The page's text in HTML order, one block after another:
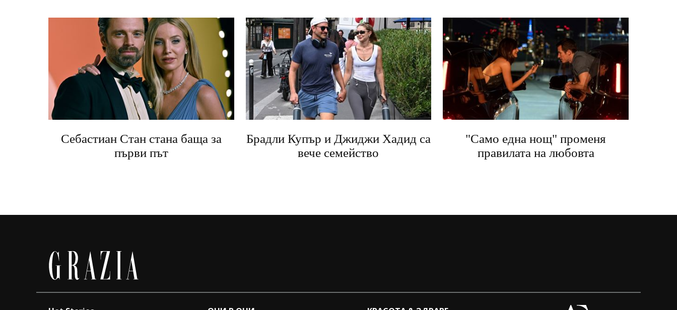
Себастиан Стан стана баща за
първи път
Брадли Купър и Джиджи Хадид са
вече семейство
"Само една нощ" променя
правилата на любовта